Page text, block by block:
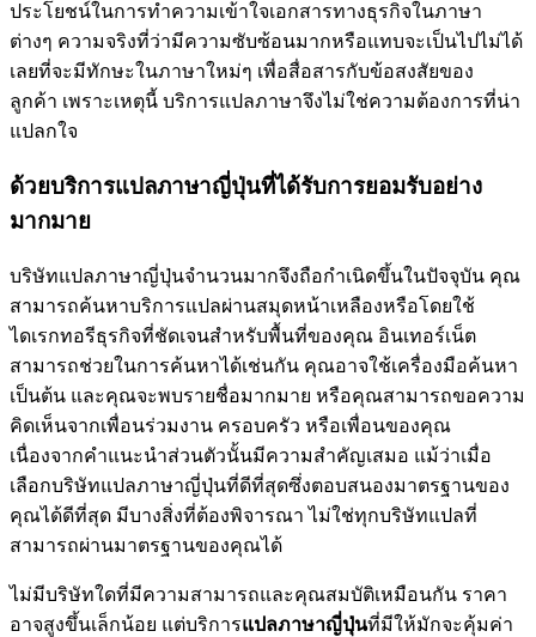
ประโยชน์ในการทำความเข้าใจเอกสารทางธุรกิจในภาษา
ต่างๆ ความจริงที่ว่ามีความซับซ้อนมากหรือแทบจะเป็นไปไม่ได้
เลยที่จะมีทักษะในภาษาใหม่ๆ เพื่อสื่อสารกับข้อสงสัยของ
ลูกค้า เพราะเหตุนี้ บริการแปลภาษาจึงไม่ใช่ความต้องการที่น่า
แปลกใจ
ด้วยบริการแปลภาษาญี่ปุ่นที่ได้รับการยอมรับอย่าง
มากมาย
บริษัทแปลภาษาญี่ปุ่นจำนวนมากจึงถือกำเนิดขึ้นในปัจจุบัน คุณ
สามารถค้นหาบริการแปลผ่านสมุดหน้าเหลืองหรือโดยใช้
ไดเรกทอรีธุรกิจที่ชัดเจนสำหรับพื้นที่ของคุณ อินเทอร์เน็ต
สามารถช่วยในการค้นหาได้เช่นกัน คุณอาจใช้เครื่องมือค้นหา
เป็นต้น และคุณจะพบรายชื่อมากมาย หรือคุณสามารถขอความ
คิดเห็นจากเพื่อนร่วมงาน ครอบครัว หรือเพื่อนของคุณ
เนื่องจากคำแนะนำส่วนตัวนั้นมีความสำคัญเสมอ แม้ว่าเมื่อ
เลือกบริษัทแปลภาษาญี่ปุ่นที่ดีที่สุดซึ่งตอบสนองมาตรฐานของ
คุณได้ดีที่สุด มีบางสิ่งที่ต้องพิจารณา ไม่ใช่ทุกบริษัทแปลที่
สามารถผ่านมาตรฐานของคุณได้
ไม่มีบริษัทใดที่มีความสามารถและคุณสมบัติเหมือนกัน ราคา
อาจสูงขึ้นเล็กน้อย แต่บริการแปลภาษาญี่ปุ่นที่มีให้มักจะคุ้มค่า